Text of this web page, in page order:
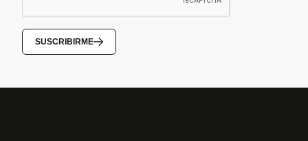
SUSCRIBIRME